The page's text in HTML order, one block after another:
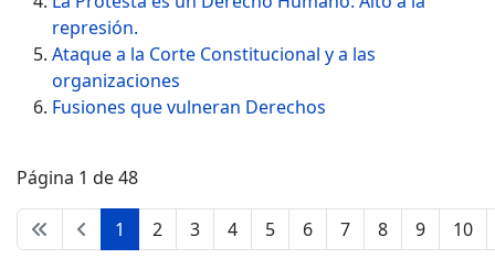
represión.
Ataque a la Corte Constitucional y a las
organizaciones
Fusiones que vulneran Derechos
Página 1 de 48
1 2 3 4 5 6 7 8 9 10